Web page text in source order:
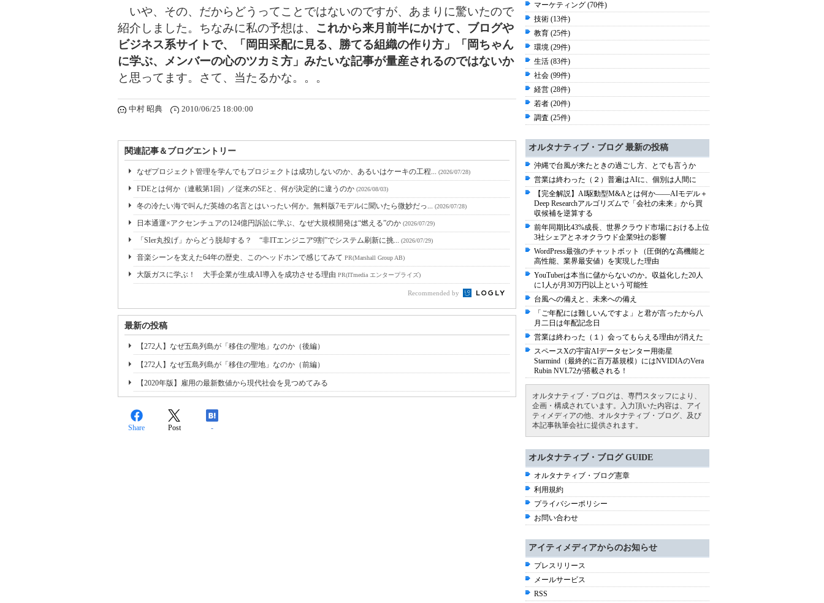
いや、その、だからどうってことではないのですが、あまりに驚いたので
紹介しました。ちなみに私の予想は、 これから来月前半にかけて、ブログや
ビジネス系サイトで、「岡田采配に見る、勝てる組織の作り方」「岡ちゃん
に学ぶ、メンバーの心のツカミ方」みたいな記事が量産されるのではないか
と思ってます。さて、当たるかな。。。
中村 昭典 2010/06/25 18:00:00
関連記事＆ブログエントリー
なぜプロジェクト管理を学んでもプロジェクトは成功しないのか、あるいはケーキの工程... (2026/07/28)
FDEとは何か（連載第1回）／従来のSEと、何が決定的に違うのか (2026/08/03)
冬の冷たい海で叫んだ英雄の名言とはいったい何か。無料版7モデルに聞いたら微妙だっ... (2026/07/28)
日本通運×アクセンチュアの124億円訴訟に学ぶ、なぜ大規模開発は“燃える”のか (2026/07/29)
「SIer丸投げ」からどう脱却する？ “非ITエンジニア9割”でシステム刷新に挑... (2026/07/29)
音楽シーンを支えた64年の歴史、このヘッドホンで感じてみて PR(Marshall Group AB)
大阪ガスに学ぶ！ 大手企業が生成AI導入を成功させる理由 PR(ITmedia エンタープライズ)
Recommended by
最新の投稿
【272人】なぜ五島列島が「移住の聖地」なのか（後編）
【272人】なぜ五島列島が「移住の聖地」なのか（前編）
【2020年版】雇用の最新数値から現代社会を見つめてみる
Share Post -
マーケティング (70件)
技術 (13件)
教育 (25件)
環境 (29件)
生活 (83件)
社会 (99件)
経営 (28件)
若者 (20件)
調査 (25件)
オルタナティブ・ブログ 最新の投稿
沖縄で台風が来たときの過ごし方、とでも言うか
営業は終わった（２）普遍はAIに、個別は人間に
【完全解説】AI駆動型M&Aとは何か――AIモデル＋
Deep Researchアルゴリズムで「会社の未来」から買
収候補を逆算する
前年同期比43%成長、世界クラウド市場における上位
3社シェアとネオクラウド企業9社の影響
WordPress最強のチャットボット（圧倒的な高機能と
高性能、業界最安値）を実現した理由
YouTuberは本当に儲からないのか。収益化した20人
に1人が月30万円以上という可能性
台風への備えと、未来への備え
「ご年配には難しいんですよ」と君が言ったから八
月二日は年配記念日
営業は終わった（１）会ってもらえる理由が消えた
スペースXの宇宙AIデータセンター用衛星
Starmind（最終的に百万基規模）にはNVIDIAのVera
Rubin NVL72が搭載される！
オルタナティブ・ブログは、専門スタッフにより、
企画・構成されています。入力頂いた内容は、アイ
ティメディアの他、オルタナティブ・ブログ、及び
本記事執筆会社に提供されます。
オルタナティブ・ブログ GUIDE
オルタナティブ・ブログ憲章
利用規約
プライバシーポリシー
お問い合わせ
アイティメディアからのお知らせ
プレスリリース
メールサービス
RSS